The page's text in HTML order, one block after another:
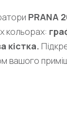
PRANA
кольорах:
кістка.
вашого